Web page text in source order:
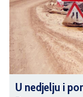
U nedjelju i